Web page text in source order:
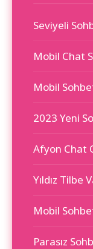
Seviyeli
Mobil Chat
Mobil
2023 Yeni
Afyon Chat
Yıldız Tilbe
Mobil
Parasız